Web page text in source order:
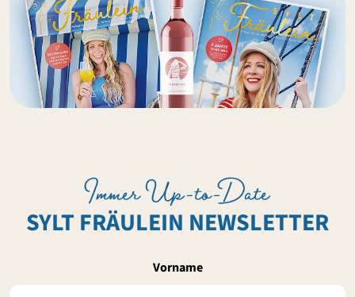
Immer Up-to-Date
SYLT FRÄULEIN NEWSLETTER
Vorname